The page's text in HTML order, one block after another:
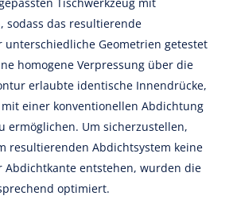
Tischwerkzeug mit
sodass das resultierende
unterschiedliche Geometrien getestet
homogene Verpressung über die
erlaubte identische Innendrücke,
einer konventionellen Abdichtung
ermöglichen. Um sicherzustellen,
resultierenden Abdichtsystem keine
Abdichtkante entstehen, wurden die
optimiert.